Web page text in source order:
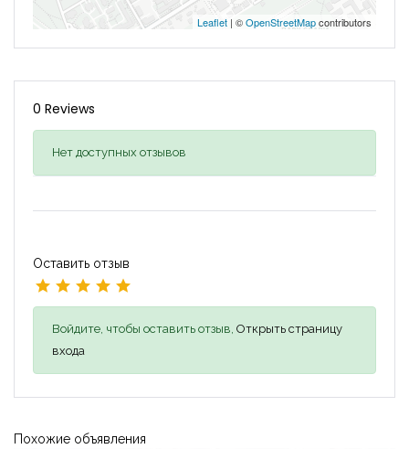
Leaflet | ©OpenStreetMapcontributors
0 Reviews
Нет доступных отзывов
Оставить отзыв
Войдите, чтобы оставить отзыв, Открыть страницу
входа
Похожие объявления